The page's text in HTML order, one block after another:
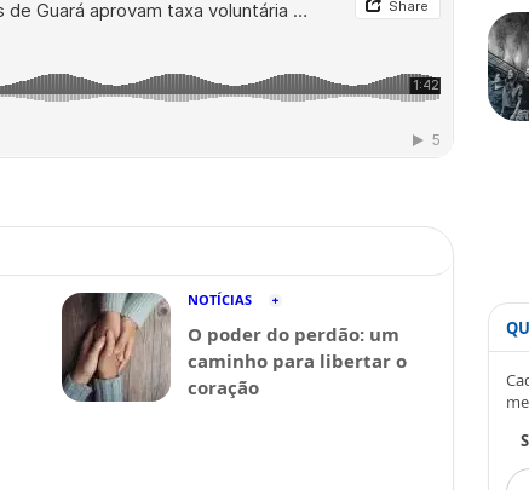
NOTÍCIAS
O poder do perdão: um
caminho para libertar o
coração